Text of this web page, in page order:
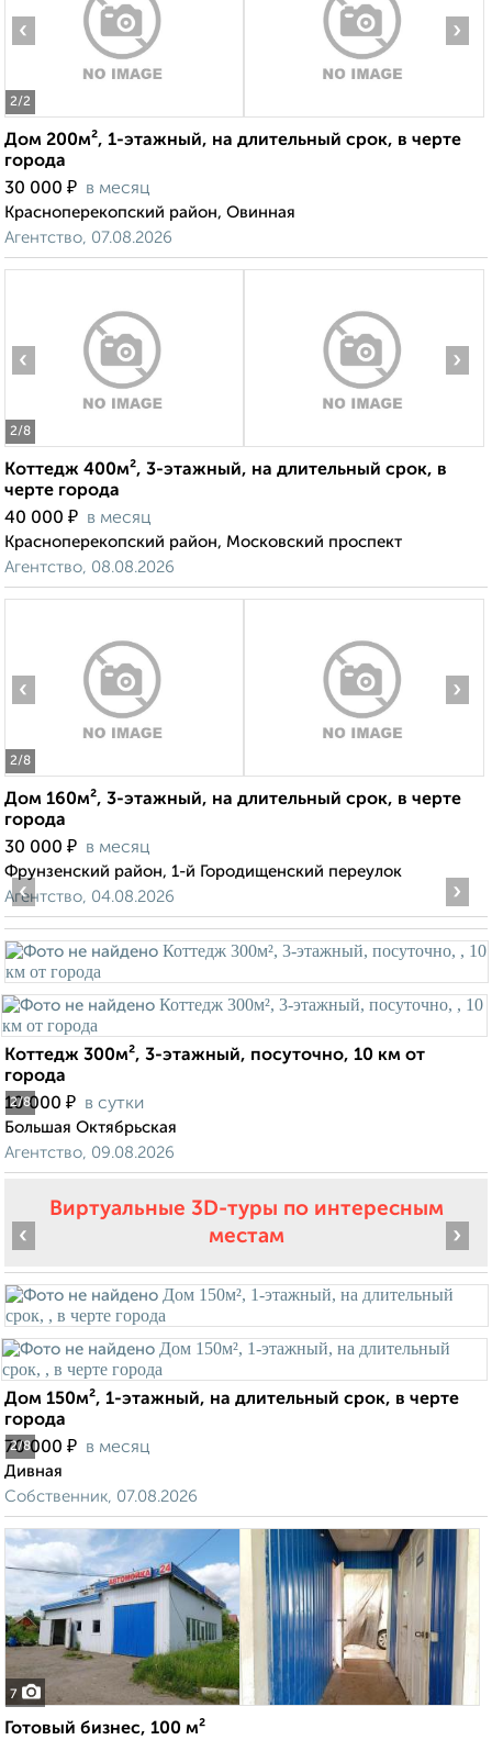
2/2
‹ ›
Дом 200м², 1-этажный, на длительный срок, в черте
города
30 000 ₽ в месяц
Красноперекопский район, Овинная
Агентство, 07.08.2026
2/8
‹ ›
Коттедж 400м², 3-этажный, на длительный срок, в
черте города
40 000 ₽ в месяц
Красноперекопский район, Московский проспект
Агентство, 08.08.2026
2/8
‹ ›
Дом 160м², 3-этажный, на длительный срок, в черте
города
30 000 ₽ в месяц
Фрунзенский район, 1-й Городищенский переулок
Агентство, 04.08.2026
2/8
‹ ›
Коттедж 300м², 3-этажный, посуточно, 10 км от
города
10 000 ₽ в сутки
Большая Октябрьская
Агентство, 09.08.2026
Виртуальные 3D-туры по интересным
местам
2/8
‹ ›
Дом 150м², 1-этажный, на длительный срок, в черте
города
70 000 ₽ в месяц
Дивная
Собственник, 07.08.2026
7
Готовый бизнес, 100 м²